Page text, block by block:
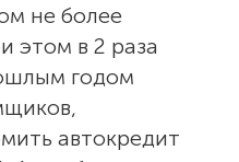
не более
этом в 2 раза
годом
автокредит